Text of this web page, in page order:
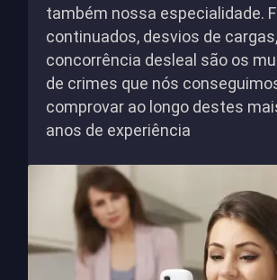
também nossa especialidade.
continuados, desvios de cargas,
concorrência desleal são os
de crimes que nós
comprovar ao longo destes
anos de experiência